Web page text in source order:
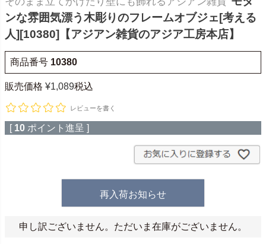
ンな雰囲気漂う木彫りのフレームオブジェ[考える
人][10380]【アジアン雑貨のアジア工房本店】
商品番号 10380
販売価格 ¥1,089税込
レビューを書く
[ 10 ポイント進呈 ]
再入荷お知らせ
申し訳ございません。ただいま在庫がございません。